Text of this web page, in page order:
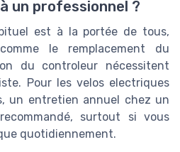
un professionnel ?
est à la portée de tous,
le remplacement du
du controleur nécessitent
Pour les velos electriques
un entretien annuel chez un
surtout si vous
quotidiennement.